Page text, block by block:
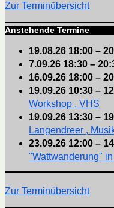
Zur Terminübersicht
Anstehende Termine
19.08.26 18:00 –
7.09.26 18:30 –
16.09.26 18:00 –
19.09.26 10:30 –
Workshop , VHS
19.09.26 13:30 –
Langendreer ,
23.09.26 12:00 –
"Wattwanderung" in
Zur Terminübersicht